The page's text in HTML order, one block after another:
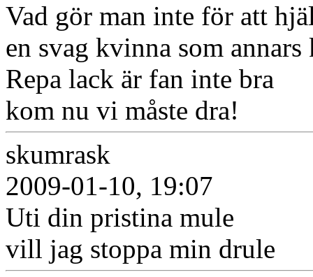
Vad gör man inte för att
en svag kvinna som annars
Repa lack är fan inte bra
kom nu vi måste dra!
skumrask
2009-01-10, 19:07
Uti din pristina mule
vill jag stoppa min drule